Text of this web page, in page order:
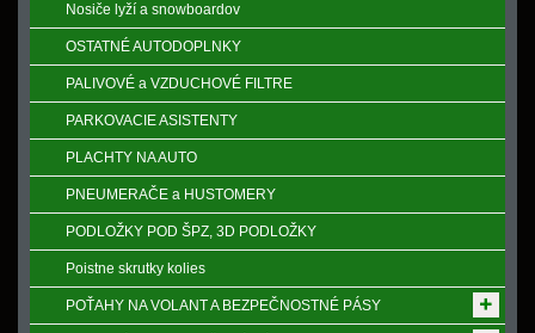
Nosiče lyží a snowboardov
OSTATNÉ AUTODOPLNKY
PALIVOVÉ a VZDUCHOVÉ FILTRE
PARKOVACIE ASISTENTY
PLACHTY NA AUTO
PNEUMERAČE a HUSTOMERY
PODLOŽKY POD ŠPZ, 3D PODLOŽKY
Poistne skrutky kolies
POŤAHY NA VOLANT A BEZPEČNOSTNÉ PÁSY